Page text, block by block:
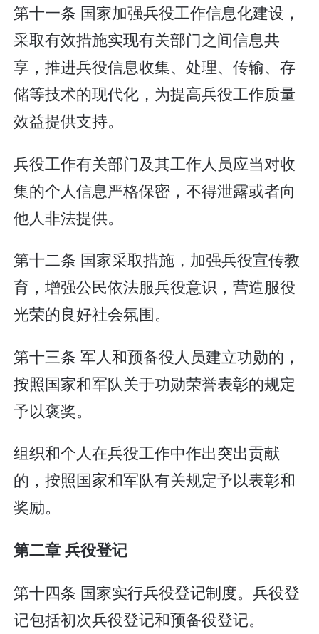
第十一条 国家加强兵役工作信息化建设，
采取有效措施实现有关部门之间信息共
享，推进兵役信息收集、处理、传输、存
储等技术的现代化，为提高兵役工作质量
效益提供支持。
兵役工作有关部门及其工作人员应当对收
集的个人信息严格保密，不得泄露或者向
他人非法提供。
第十二条 国家采取措施，加强兵役宣传教
育，增强公民依法服兵役意识，营造服役
光荣的良好社会氛围。
第十三条 军人和预备役人员建立功勋的，
按照国家和军队关于功勋荣誉表彰的规定
予以褒奖。
组织和个人在兵役工作中作出突出贡献
的，按照国家和军队有关规定予以表彰和
奖励。
第二章 兵役登记
第十四条 国家实行兵役登记制度。兵役登
记包括初次兵役登记和预备役登记。